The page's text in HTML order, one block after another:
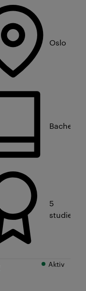
Oslo
5
Aktiv